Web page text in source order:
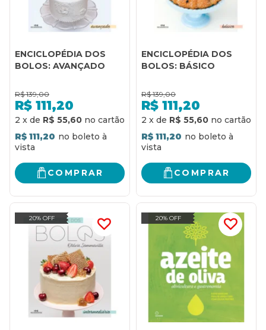
ENCICLOPÉDIA DOS
BOLOS: AVANÇADO
R$ 139,00
R$ 111,20
2 x de R$ 55,60
R$ 111,20
COMPRAR
ENCICLOPÉDIA DOS
BOLOS: BÁSICO
R$ 139,00
R$ 111,20
2 x de R$ 55,60
R$ 111,20
COMPRAR
20% OFF 20% OFF